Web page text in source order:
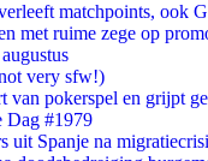
matchpoints, ook
met ruime zege op
very sfw!)
van pokerspel en grijpt
Dag #1979
uit Spanje na